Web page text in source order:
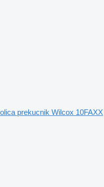
prekucnik Wilcox 10FAXX